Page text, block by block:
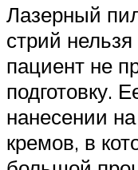
Лазерный
стрий
пациент не
подготовку.
нанесении
кремов, в